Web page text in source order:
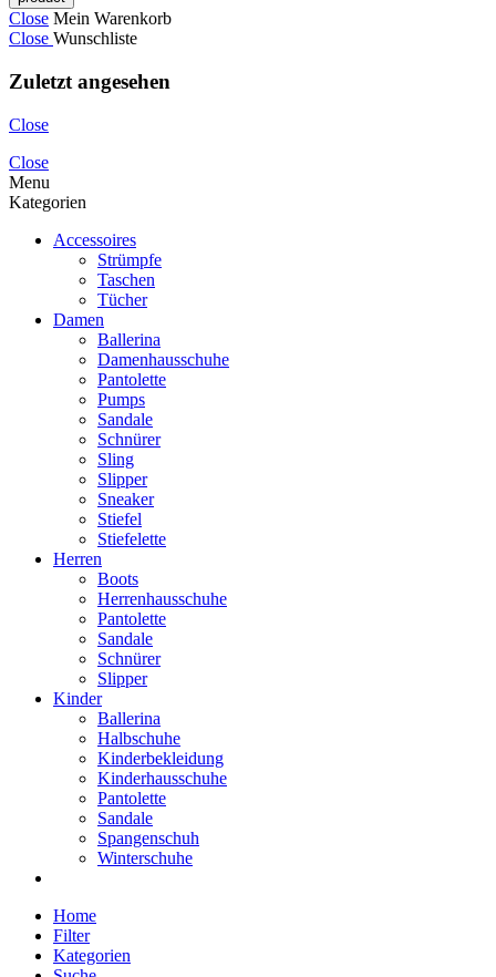
Close Mein Warenkorb
Close Wunschliste
Zuletzt angesehen
Close
Close
Menu
Kategorien
Accessoires
Strümpfe
Taschen
Tücher
Damen
Ballerina
Damenhausschuhe
Pantolette
Pumps
Sandale
Schnürer
Sling
Slipper
Sneaker
Stiefel
Stiefelette
Herren
Boots
Herrenhausschuhe
Pantolette
Sandale
Schnürer
Slipper
Kinder
Ballerina
Halbschuhe
Kinderbekleidung
Kinderhausschuhe
Pantolette
Sandale
Spangenschuh
Winterschuhe
Home
Filter
Kategorien